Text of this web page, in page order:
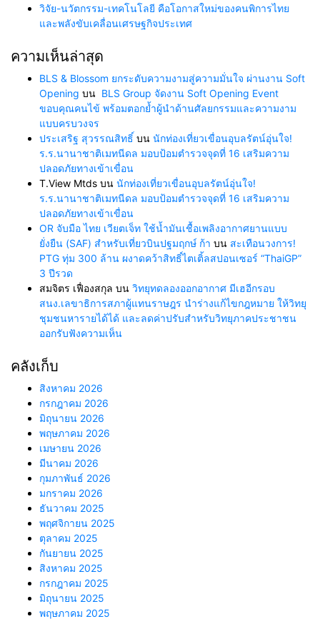
วิจัย-นวัตกรรม-เทคโนโลยี คือโอกาสใหม่ของคนพิการไทย
และพลังขับเคลื่อนเศรษฐกิจประเทศ
ความเห็นล่าสุด
BLS & Blossom ยกระดับความงามสู่ความมั่นใจ ผ่านงาน Soft
Opening บน BLS Group จัดงาน Soft Opening Event
ขอบคุณคนไข้ พร้อมตอกย้ำผู้นำด้านศัลยกรรมและความงาม
แบบครบวงจร
ประเสริฐ สุวรรณสิทธิ์ บน นักท่องเที่ยวเขื่อนอุบลรัตน์อุ่นใจ!
ร.ร.นานาชาติเมทนีดล มอบป้อมตำรวจจุดที่ 16 เสริมความ
ปลอดภัยทางเข้าเขื่อน
T.View Mtds บน นักท่องเที่ยวเขื่อนอุบลรัตน์อุ่นใจ!
ร.ร.นานาชาติเมทนีดล มอบป้อมตำรวจจุดที่ 16 เสริมความ
ปลอดภัยทางเข้าเขื่อน
OR จับมือ ไทย เวียตเจ็ท ใช้น้ำมันเชื้อเพลิงอากาศยานแบบ
ยั่งยืน (SAF) สำหรับเที่ยวบินปฐมฤกษ์ ก้า บน สะเทือนวงการ!
PTG ทุ่ม 300 ล้าน ผงาดคว้าสิทธิ์ไตเติ้ลสปอนเซอร์ “ThaiGP”
3 ปีรวด
สมจิตร เฟื่องสกุล บน วิทยุทดลองออกอากาศ มีเฮอีกรอบ
สนง.เลขาธิการสภาผู้แทนราษฎร นำร่างแก้ไขกฎหมาย ให้วิทยุ
ชุมชนหารายได้ได้ และลดค่าปรับสำหรับวิทยุภาคประชาชน
ออกรับฟังความเห็น
คลังเก็บ
สิงหาคม 2026
กรกฎาคม 2026
มิถุนายน 2026
พฤษภาคม 2026
เมษายน 2026
มีนาคม 2026
กุมภาพันธ์ 2026
มกราคม 2026
ธันวาคม 2025
พฤศจิกายน 2025
ตุลาคม 2025
กันยายน 2025
สิงหาคม 2025
กรกฎาคม 2025
มิถุนายน 2025
พฤษภาคม 2025